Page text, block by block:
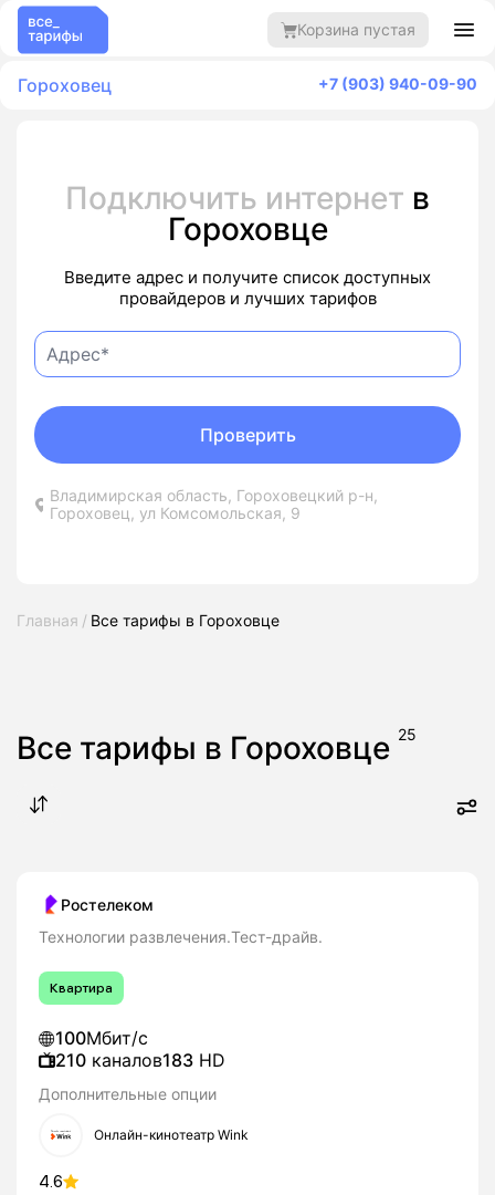
Корзина пустая
Гороховец +7 (903) 940-09-90
Подключить интернет в
Гороховце
Введите адрес и получите список доступных
провайдеров и лучших тарифов
Владимирская область, Гороховецкий р-н,
Гороховец, ул Комсомольская, 9
Проверить
Главная Все тарифы в Гороховце
Все тарифы в Гороховце 25
Ростелеком
Технологии развлечения.Тест-драйв.
Квартира
100Мбит/с
210 каналов183 HD
Дополнительные опции
Онлайн-кинотеатр Wink
4.6